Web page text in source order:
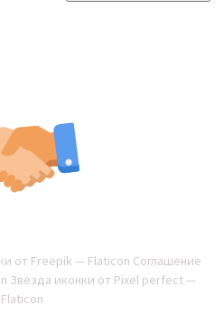
от Freepik — Flaticon Соглашение
Звезда иконки от Pixel perfect —
Flaticon